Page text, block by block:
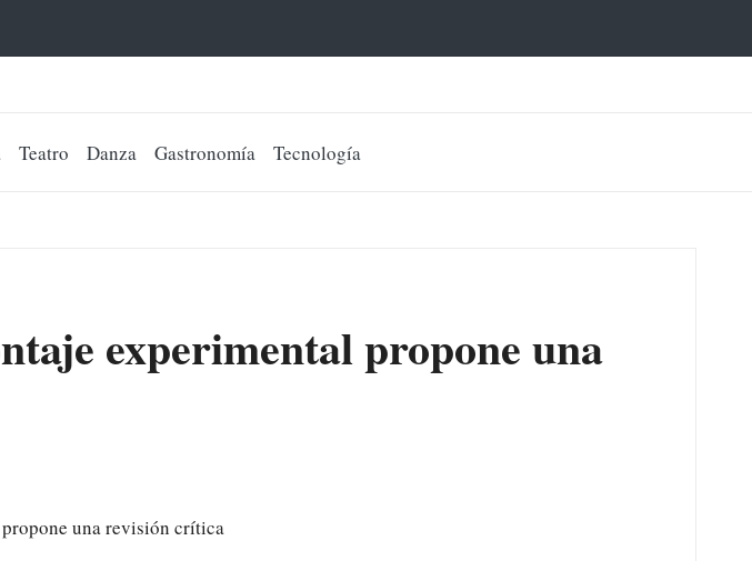
Teatro Danza Gastronomía Tecnología
experimental propone una